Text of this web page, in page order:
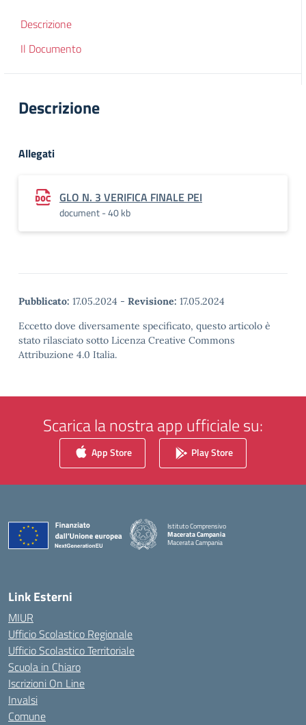
Descrizione
Il Documento
Descrizione
Allegati
GLO N. 3 VERIFICA FINALE PEI
document - 40 kb
Pubblicato: 17.05.2024 - Revisione: 17.05.2024
Eccetto dove diversamente specificato, questo articolo è
stato rilasciato sotto Licenza Creative Commons
Attribuzione 4.0 Italia.
Scarica la nostra app ufficiale su:
App Store Play Store
Istituto Comprensivo
Macerata Campania
Macerata Campania
— Visita la pagina iniziale della scuola
Link Esterni
MIUR
Ufficio Scolastico Regionale
Ufficio Scolastico Territoriale
Scuola in Chiaro
Iscrizioni On Line
Invalsi
Comune